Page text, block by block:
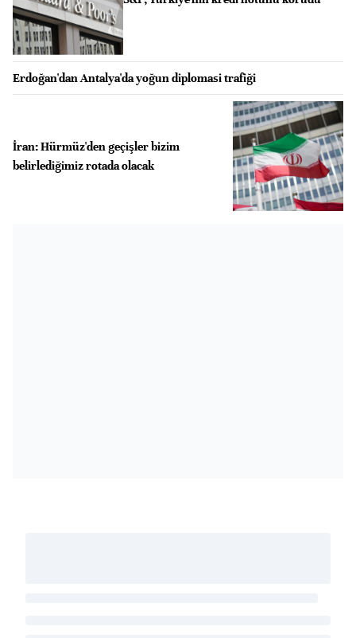
Erdoğan'dan Antalya'da yoğun diplomasi trafiği
İran: Hürmüz'den geçişler bizim
belirlediğimiz rotada olacak